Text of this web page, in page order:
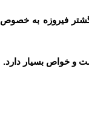
فیروزه‌ به ‌خصوص‌
و خواص‌ بسیار دارد.